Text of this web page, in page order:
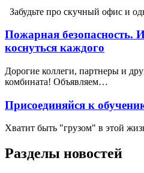
Забудьте про скучный офис и
Пожарная безопасность.
коснуться каждого
Дорогие коллеги, партнеры и
комбината! Объявляем…
Присоединяйся к
Хватит быть "грузом" в этой
Разделы новостей